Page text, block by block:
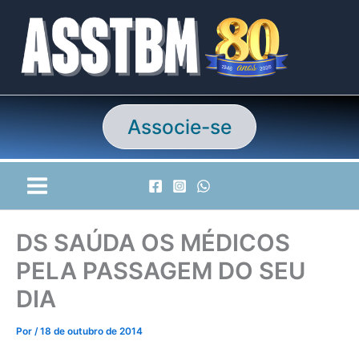
conteúdo
Associe-se
DS SAÚDA OS MÉDICOS
PELA PASSAGEM DO SEU
DIA
Por /18 de outubro de 2014